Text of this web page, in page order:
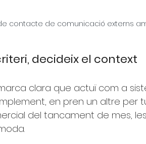
contacte de comunicació externs
decideix el context
clara que actuï com a
en pren un altre per
del tancament de mes,